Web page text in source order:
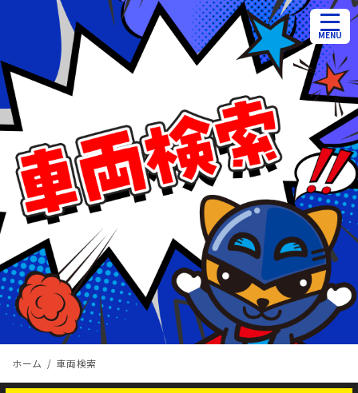
ホーム 車両検索